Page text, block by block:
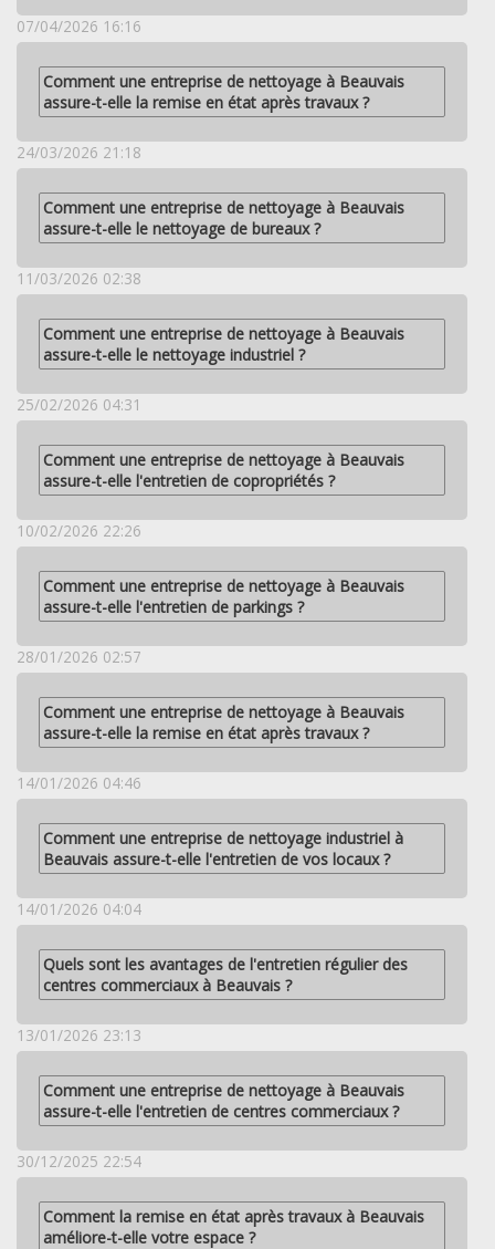
07/04/2026 16:16
Comment une entreprise de nettoyage à Beauvais
assure-t-elle la remise en état après travaux ?
24/03/2026 21:18
Comment une entreprise de nettoyage à Beauvais
assure-t-elle le nettoyage de bureaux ?
11/03/2026 02:38
Comment une entreprise de nettoyage à Beauvais
assure-t-elle le nettoyage industriel ?
25/02/2026 04:31
Comment une entreprise de nettoyage à Beauvais
assure-t-elle l'entretien de copropriétés ?
10/02/2026 22:26
Comment une entreprise de nettoyage à Beauvais
assure-t-elle l'entretien de parkings ?
28/01/2026 02:57
Comment une entreprise de nettoyage à Beauvais
assure-t-elle la remise en état après travaux ?
14/01/2026 04:46
Comment une entreprise de nettoyage industriel à
Beauvais assure-t-elle l'entretien de vos locaux ?
14/01/2026 04:04
Quels sont les avantages de l'entretien régulier des
centres commerciaux à Beauvais ?
13/01/2026 23:13
Comment une entreprise de nettoyage à Beauvais
assure-t-elle l'entretien de centres commerciaux ?
30/12/2025 22:54
Comment la remise en état après travaux à Beauvais
améliore-t-elle votre espace ?